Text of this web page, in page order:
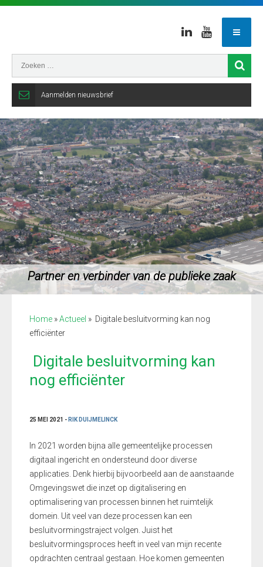
LinkedinYoutube
Aanmelden nieuwsbrief
Partner en verbinder van de publieke zaak
Home »Actueel » Digitale besluitvorming kan nog
efficiënter
Digitale besluitvorming kan
nog efficiënter
25 MEI 2021 - RIK DUIJMELINCK
In 2021 worden bijna alle gemeentelijke processen
digitaal ingericht en ondersteund door diverse
applicaties. Denk hierbij bijvoorbeeld aan de aanstaande
Omgevingswet die inzet op digitalisering en
optimalisering van processen binnen het ruimtelijk
domein. Uit veel van deze processen kan een
besluitvormingstraject volgen. Juist het
besluitvormingsproces heeft in veel van mijn recente
opdrachten centraal gestaan. Hoe komen gemeenten